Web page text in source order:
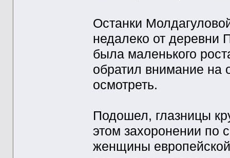
Останки
недалеко от деревни
была маленького
обратил внимание на
осмотреть.
Подошел, глазницы
этом захоронении по
женщины